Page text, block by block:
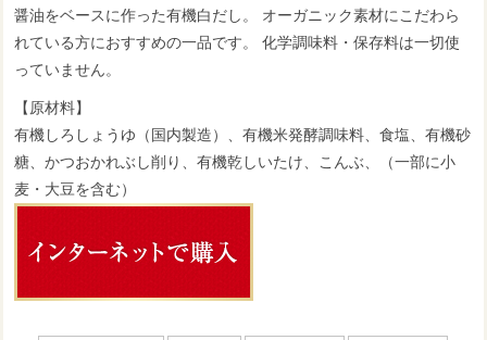
醤油をベースに作った有機白だし。 オーガニック素材にこだわら
れている方におすすめの一品です。 化学調味料・保存料は一切使
っていません。
【原材料】
有機しろしょうゆ（国内製造）、有機米発酵調味料、食塩、有機砂
糖、かつおかれぶし削り、有機乾しいたけ、こんぶ、（一部に小
麦・大豆を含む）